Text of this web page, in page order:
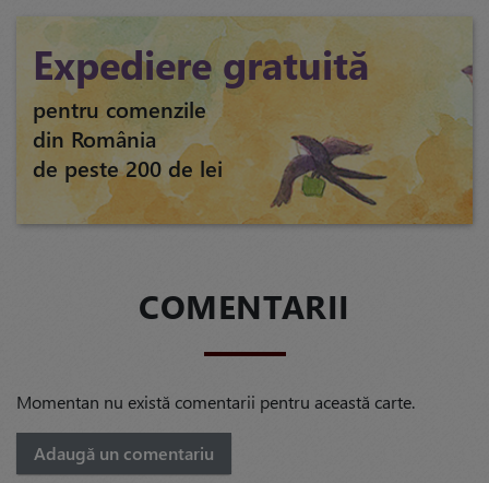
Expediere gratuită
pentru comenzile
din România
de peste 200 de lei
COMENTARII
Momentan nu există comentarii pentru această carte.
Adaugă un comentariu